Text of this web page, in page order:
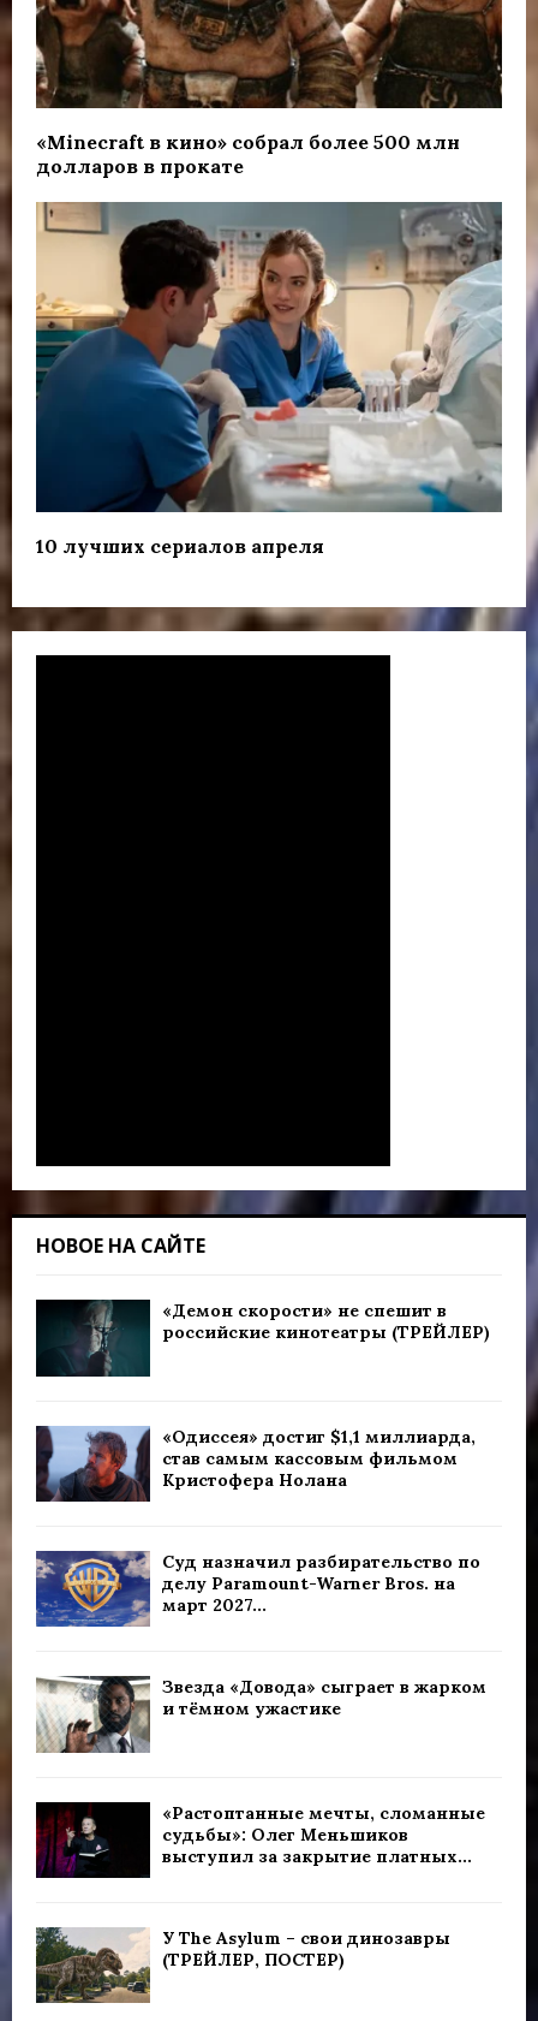
«Minecraft в кино» собрал более 500 млн
долларов в прокате
10 лучших сериалов апреля
НОВОЕ НА САЙТЕ
«Демон скорости» не спешит в
российские кинотеатры (ТРЕЙЛЕР)
«Одиссея» достиг $1,1 миллиарда,
став самым кассовым фильмом
Кристофера Нолана
Суд назначил разбирательство по
делу Paramount-Warner Bros. на
март 2027...
Звезда «Довода» сыграет в жарком
и тёмном ужастике
«Растоптанные мечты, сломанные
судьбы»: Олег Меньшиков
выступил за закрытие платных...
У The Asylum – свои динозавры
(ТРЕЙЛЕР, ПОСТЕР)